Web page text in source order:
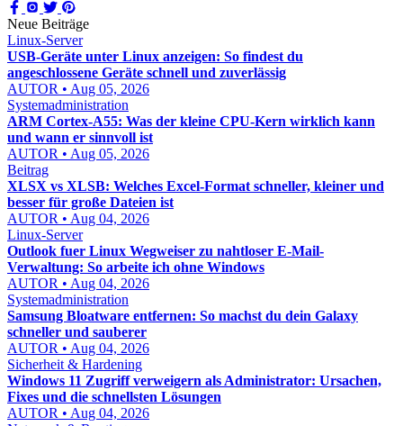
Neue Beiträge
Linux-Server
USB-Geräte unter Linux anzeigen: So findest du
angeschlossene Geräte schnell und zuverlässig
AUTOR • Aug 05, 2026
Systemadministration
ARM Cortex-A55: Was der kleine CPU-Kern wirklich kann
und wann er sinnvoll ist
AUTOR • Aug 05, 2026
Beitrag
XLSX vs XLSB: Welches Excel-Format schneller, kleiner und
besser für große Dateien ist
AUTOR • Aug 04, 2026
Linux-Server
Outlook fuer Linux Wegweiser zu nahtloser E-Mail-
Verwaltung: So arbeite ich ohne Windows
AUTOR • Aug 04, 2026
Systemadministration
Samsung Bloatware entfernen: So machst du dein Galaxy
schneller und sauberer
AUTOR • Aug 04, 2026
Sicherheit & Hardening
Windows 11 Zugriff verweigern als Administrator: Ursachen,
Fixes und die schnellsten Lösungen
AUTOR • Aug 04, 2026